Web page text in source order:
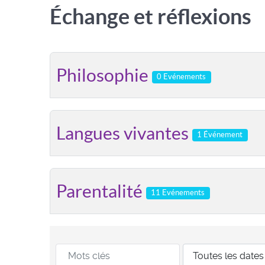
Échange et réflexions
Philosophie 0 Evénements
Langues vivantes 1 Événement
Parentalité 11 Evénements